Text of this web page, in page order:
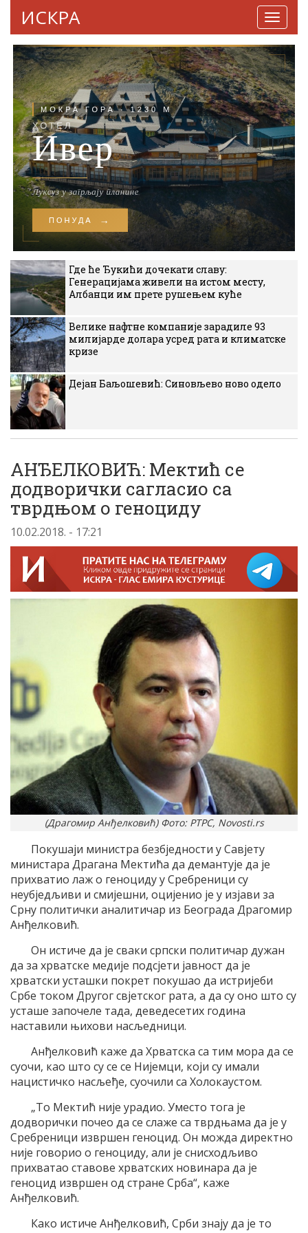
ИСКРА
Где ће Ђукићи дочекати славу:
Генерацијама живели на истом месту,
Албанци им прете рушењем куће
Велике нафтне компаније зарадиле 93
милијарде долара усред рата и климатске
кризе
Дејан Баљошевић: Синовљево ново одело
АНЂЕЛКОВИЋ: Мектић се
додворички сагласио са
тврдњом о геноциду
10.02.2018. - 17:21
(Драгомир Анђелковић) Фото: РТРС, Novosti.rs
Покушаји министра безбједности у Савјету
министара Драгана Мектића да демантује да је
прихватио лаж о геноциду у Сребреници су
неубједљиви и смијешни, оцијенио је у изјави за
Срну политички аналитичар из Београда Драгомир
Анђелковић.
Он истиче да је сваки српски политичар дужан
да за хрватске медије подсјети јавност да је
хрватски усташки покрет покушао да истријеби
Србе током Другог свјетског рата, а да су оно што су
усташе започеле тада, деведесетих година
наставили њихови насљедници.
Анђелковић каже да Хрватска са тим мора да се
суочи, као што су се се Нијемци, који су имали
нацистичко насљеђе, суочили са Холокаустом.
„То Мектић није урадио. Уместо тога је
додворички почео да се слаже са тврдњама да је у
Сребреници извршен геноцид. Он можда директно
није говорио о геноциду, али је снисходљиво
прихватао ставове хрватских новинара да је
геноцид извршен од стране Срба“, каже
Анђелковић.
Како истиче Анђелковић, Срби знају да је то